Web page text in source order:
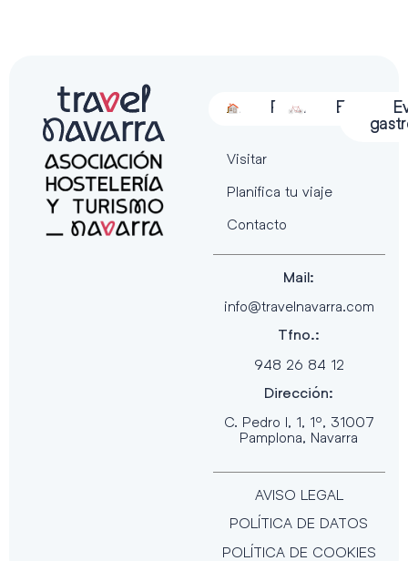
Alojamiento
Restauración
Actividades
Visitar
Planifica tu viaje
Contacto
Mail:
info@travelnavarra.com
Tfno.:
948 26 84 12
Dirección:
C. Pedro I, 1, 1º, 31007
Pamplona, Navarra
AVISO LEGAL
POLÍTICA DE DATOS
POLÍTICA DE COOKIES